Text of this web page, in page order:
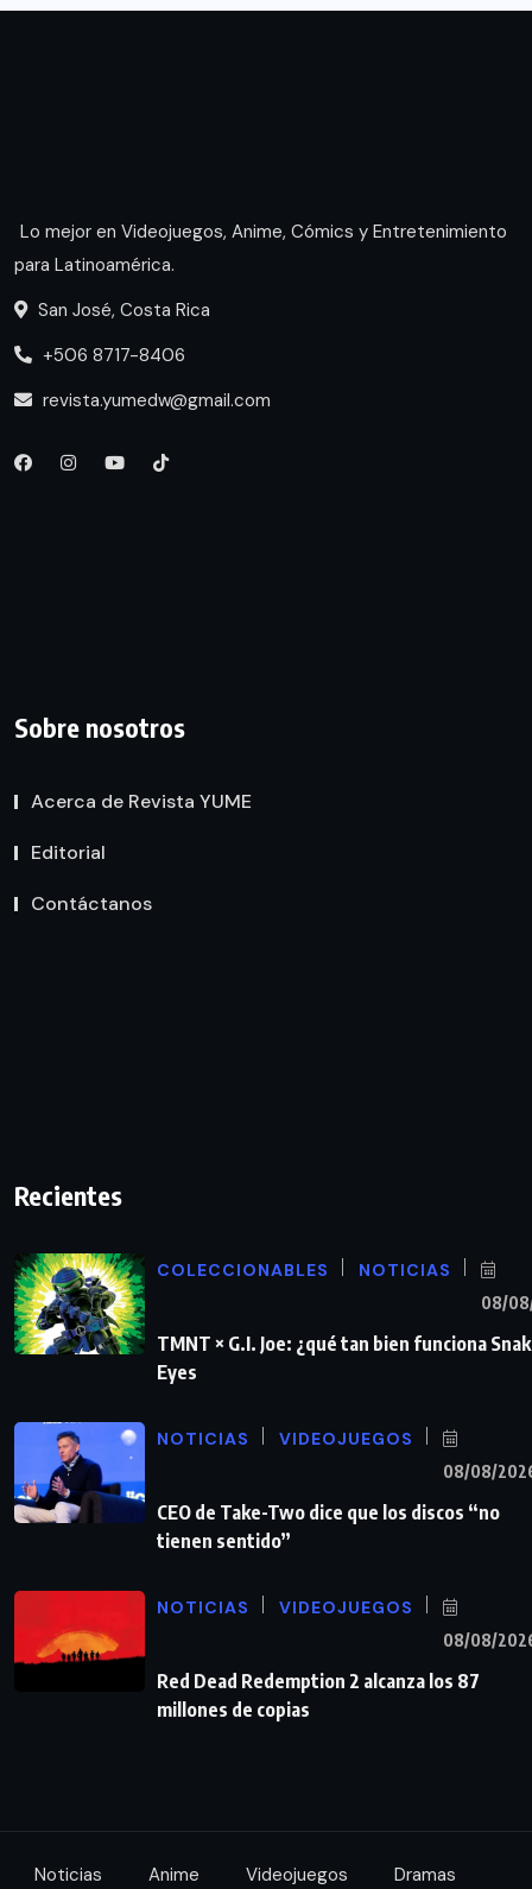
Lo mejor en Videojuegos, Anime, Cómics y Entretenimiento
para Latinoamérica.
San José, Costa Rica
+506 8717-8406
revista.yumedw@gmail.com
Sobre nosotros
Acerca de Revista YUME
Editorial
Contáctanos
Recientes
COLECCIONABLES NOTICIAS
08/
TMNT × G.I. Joe: ¿qué tan bien funciona
Eyes
NOTICIAS VIDEOJUEGOS
08/08/
CEO de Take-Two dice que los discos “no
tienen sentido”
NOTICIAS VIDEOJUEGOS
08/08/
Red Dead Redemption 2 alcanza los 87
millones de copias
Noticias Anime Videojuegos
Dramas